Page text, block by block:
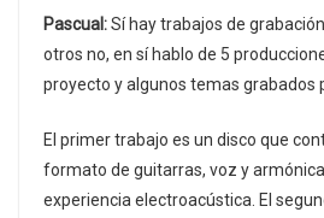
Pascual:Sí hay trabajos de
otros no, en sí hablo de 5
proyecto y algunos temas grabados
El primer trabajo es un disco que
formato de guitarras, voz y
experiencia electroacústica. El